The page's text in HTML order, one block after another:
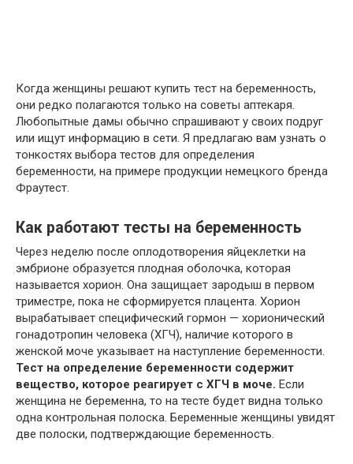
Когда женщины решают купить тест на беременность,
они редко полагаются только на советы аптекаря.
Любопытные дамы обычно спрашивают у своих подруг
или ищут информацию в сети. Я предлагаю вам узнать о
тонкостях выбора тестов для определения
беременности, на примере продукции немецкого бренда
Фраутест.
Как работают тесты на беременность
Через неделю после оплодотворения яйцеклетки на
эмбрионе образуется плодная оболочка, которая
называется хорион. Она защищает зародыш в первом
триместре, пока не сформируется плацента. Хорион
вырабатывает специфический гормон — хорионический
гонадотропин человека (ХГЧ), наличие которого в
женской моче указывает на наступление беременности.
Тест на определение беременности содержит
вещество, которое реагирует с ХГЧ в моче. Если
женщина не беременна, то на тесте будет видна только
одна контрольная полоска. Беременные женщины увидят
две полоски, подтверждающие беременность.